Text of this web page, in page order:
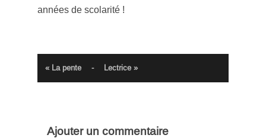
années de scolarité !
« La pente - Lectrice »
Ajouter un commentaire